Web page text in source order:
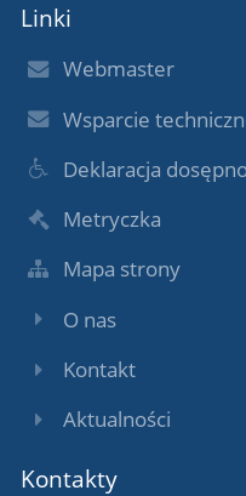
Linki
Webmaster
Wsparcie
Deklaracja
Metryczka
Mapa strony
O nas
Kontakt
Aktualności
Kontakty